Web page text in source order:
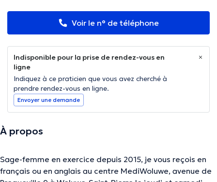
Voir le n° de téléphone
Indisponible pour la prise de rendez-vous en
ligne
Indiquez à ce praticien que vous avez cherché à
prendre rendez-vous en ligne.
Envoyer une demande
À propos
Sage-femme en exercice depuis 2015, je vous reçois en
français ou en anglais au centre MediWoluwe, avenue de